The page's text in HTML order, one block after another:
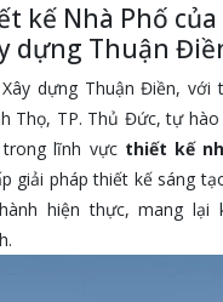
kế Nhà Phố
dựng Thuận
dựng Thuận Điền,
Thọ, TP. Thủ Đức, tự
lĩnh vực thiết kế
giải pháp thiết kế sáng
hiện thực, mang lại